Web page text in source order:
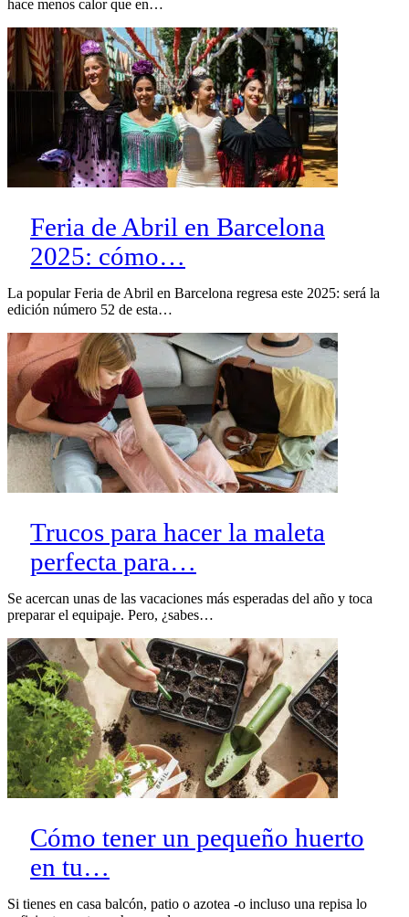
hace menos calor que en…
Feria de Abril en Barcelona
2025: cómo…
La popular Feria de Abril en Barcelona regresa este 2025: será la
edición número 52 de esta…
Trucos para hacer la maleta
perfecta para…
Se acercan unas de las vacaciones más esperadas del año y toca
preparar el equipaje. Pero, ¿sabes…
Cómo tener un pequeño huerto
en tu…
Si tienes en casa balcón, patio o azotea -o incluso una repisa lo